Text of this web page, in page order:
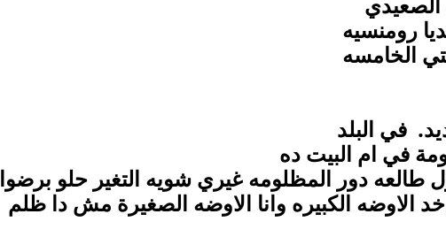
رومنسيه
الخامسه
في البلد
في ام البيت ده
طالعه دور المظلومه غيري شويه التغير حلو برضوا
الاوضه الكبيره وانا الاوضه الصغيرة مش دا ظلم